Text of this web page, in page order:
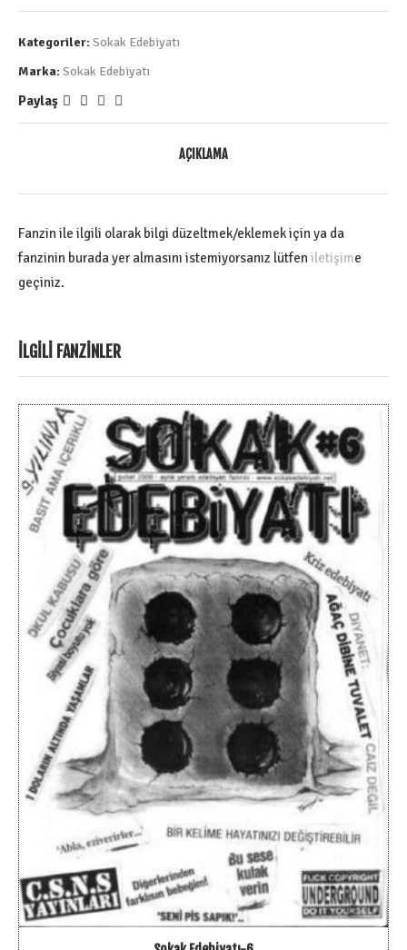
Kategoriler:Sokak Edebiyatı
Marka:Sokak Edebiyatı
Paylaş
AÇIKLAMA
Fanzin ile ilgili olarak bilgi düzeltmek/eklemek için ya da
fanzinin burada yer almasını istemiyorsanız lütfen iletişime
geçiniz.
İLGILI FANZINLER